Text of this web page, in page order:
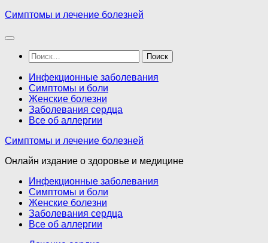
Перейти
содержимому
Симптомы и лечение болезней
Найти:
Инфекционные заболевания
Симптомы и боли
Женские болезни
Заболевания сердца
Все об аллергии
Симптомы и лечение болезней
Онлайн издание о здоровье и медицине
Инфекционные заболевания
Симптомы и боли
Женские болезни
Заболевания сердца
Все об аллергии